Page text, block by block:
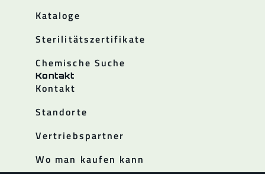
Kataloge
Sterilitätszertifikate
Chemische Suche
Kontakt
Kontakt
Standorte
Vertriebspartner
Wo man kaufen kann